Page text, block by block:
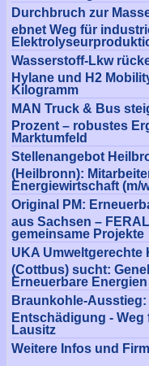
Durchbruch zur
ebnet Weg für
Wasserstoff-Lkw
Hylane und H2
Kilogramm
MAN Truck & Bus
Prozent – robustes
Marktumfeld
Stellenangebot
(Heilbronn):
Energiewirtschaft (m/
Original PM:
aus Sachsen –
gemeinsame Projekte
UKA Umweltgerechte
(Cottbus) sucht:
Erneuerbare Energien
Braunkohle-
Entschädigung -
Lausitz
Weitere Infos und